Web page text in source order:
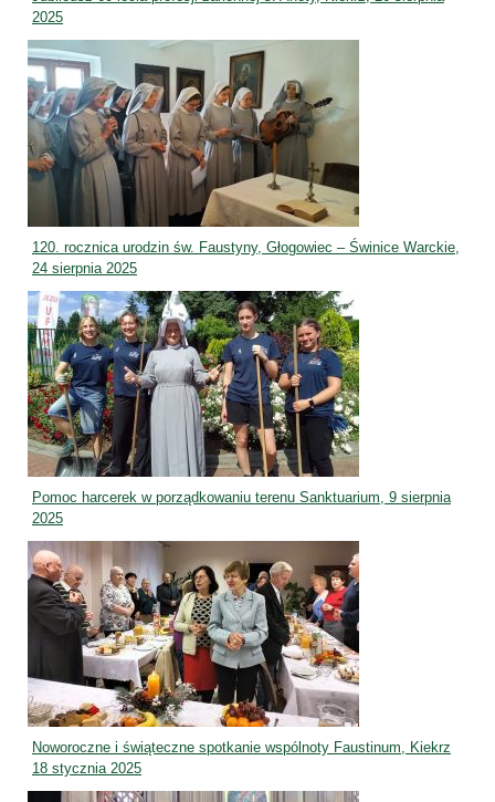
2025
120. rocznica urodzin św. Faustyny, Głogowiec – Świnice Warckie,
24 sierpnia 2025
Pomoc harcerek w porządkowaniu terenu Sanktuarium, 9 sierpnia
2025
Noworoczne i świąteczne spotkanie wspólnoty Faustinum, Kiekrz
18 stycznia 2025